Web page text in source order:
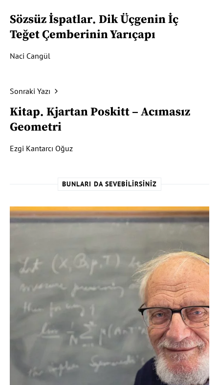
Sözsüz İspatlar Dik Üçgenin İç
Teğet Çemberinin Yarıçapı
Naci Cangül
Sonraki Yazı
Kitap Kjartan Poskitt – Acımasız
Geometri
Ezgi Kantarcı Oğuz
BUNLARI DA SEVEBILIRSINIZ